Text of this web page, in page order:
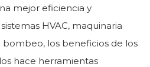
mejor eficiencia y
HVAC, maquinaria
bombeo, los beneficios de los
hace herramientas